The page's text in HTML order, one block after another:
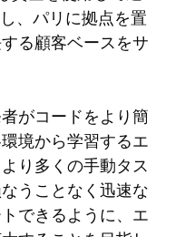
、パリに拠点を置
る顧客ベースをサ
がコードをより簡
境から学習するエ
り多くの手動タス
うことなく迅速な
できるように、エ